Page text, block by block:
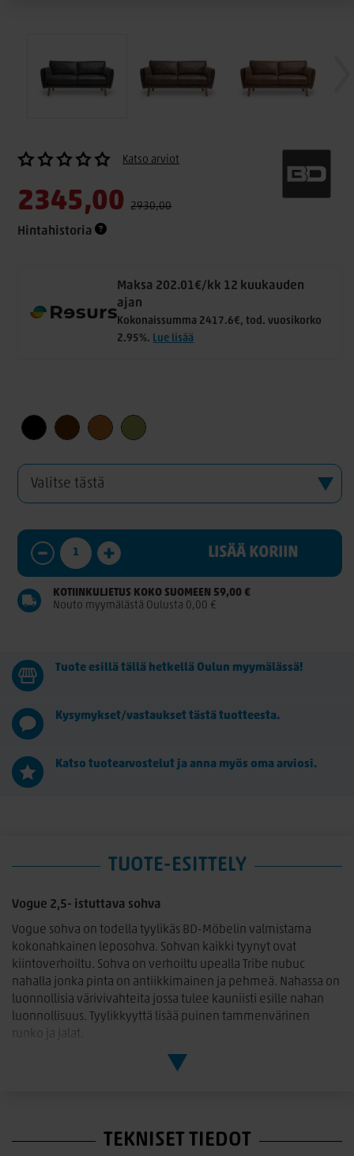
Katso arviot
2345,00 2930,00
Hintahistoria
Maksa 202.01€/kk 12 kuukauden
ajan
Kokonaissumma 2417.6€, tod. vuosikorko
2.95%. Lue lisää
LISÄÄ KORIIN
KOTIINKULJETUS KOKO SUOMEEN 59,00 €
Nouto myymälästä Oulusta 0,00 €
Tuote esillä tällä hetkellä Oulun myymälässä!
Kysymykset/vastaukset tästä tuotteesta.
Katso tuotearvostelut ja anna myös oma arviosi.
TUOTE-ESITTELY
Vogue 2,5- istuttava sohva
Vogue sohva on todella tyylikäs BD-Möbelin valmistama
kokonahkainen leposohva. Sohvan kaikki tyynyt ovat
kiintoverhoiltu. Sohva on verhoiltu upealla Tribe nubuc
nahalla jonka pinta on antiikkimainen ja pehmeä. Nahassa on
luonnollisia värivivahteita jossa tulee kauniisti esille nahan
luonnollisuus. Tyylikkyyttä lisää puinen tammenvärinen
runko ja jalat.
Sohvan runkomateriaalina on käytetty puuta ja vaneria ja
Leveys: 164cm, Syvyys. 80 cm, Korkeus. 78 cm
TEKNISET TIEDOT